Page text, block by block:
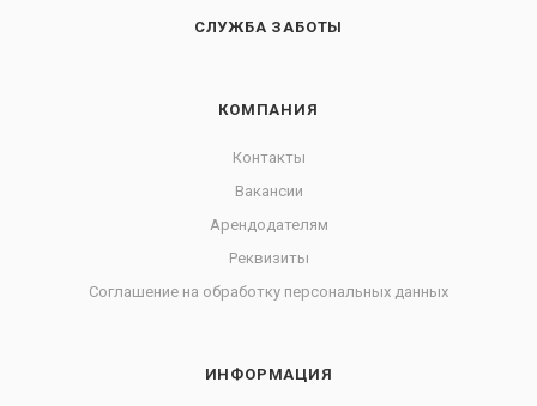
СЛУЖБА ЗАБОТЫ
КОМПАНИЯ
Контакты
Вакансии
Арендодателям
Реквизиты
Соглашение на обработку персональных данных
ИНФОРМАЦИЯ